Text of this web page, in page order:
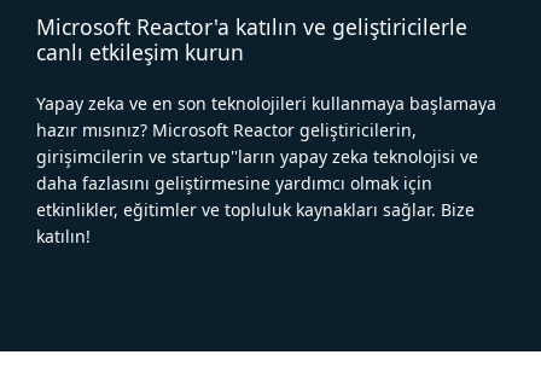
Microsoft Reactor'a katılın ve geliştiricilerle
canlı etkileşim kurun
Yapay zeka ve en son teknolojileri kullanmaya başlamaya
hazır mısınız? Microsoft Reactor geliştiricilerin,
girişimcilerin ve startup''ların yapay zeka teknolojisi ve
daha fazlasını geliştirmesine yardımcı olmak için
etkinlikler, eğitimler ve topluluk kaynakları sağlar. Bize
katılın!